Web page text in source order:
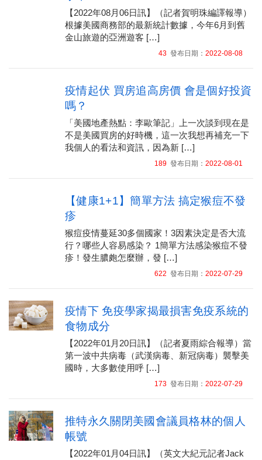
【2022年08月06日訊】（記者賀明珠編譯報導）
根據美國商務部的最新統計數據，今年6月到舊
金山旅遊的亞洲遊客 […]
43發布日期： 2022-08-08
疫情起伏 買房追高房價 會是個好投資
嗎？
「美國地產熱點：李歐筆記」上一次談到現在是
不是美國買房的好時機，這一次我想再補充一下
我個人的看法和資訊，因為新 […]
189發布日期： 2022-08-01
【健康1+1】簡單方法 搞定猴痘不發
疹
猴痘疫情蔓延30多個國家！3因素決定是否大流
行？哪些人容易感染？ 1簡單方法感染猴痘不發
疹！發生膿皰怎麼辦，發 […]
622 發布日期： 2022-07-29
疫情下 免疫學家揭最損害免疫系統的
食物成分
【2022年01月20日訊】（記者夏雨綜合報導）當
第一波中共病毒（武漢病毒、新冠病毒）襲擊美
國時，大多數使用呼 […]
173發布日期： 2022-07-29
推特永久關閉美國會議員格林的個人
帳號
【2022年01月04日訊】（英文大紀元記者Jack